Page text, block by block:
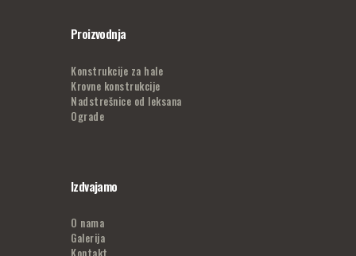
Proizvodnja
Konstrukcije za hale
Krovne konstrukcije
Nadstrešnice od leksana
Ograde
Izdvajamo
O nama
Galerija